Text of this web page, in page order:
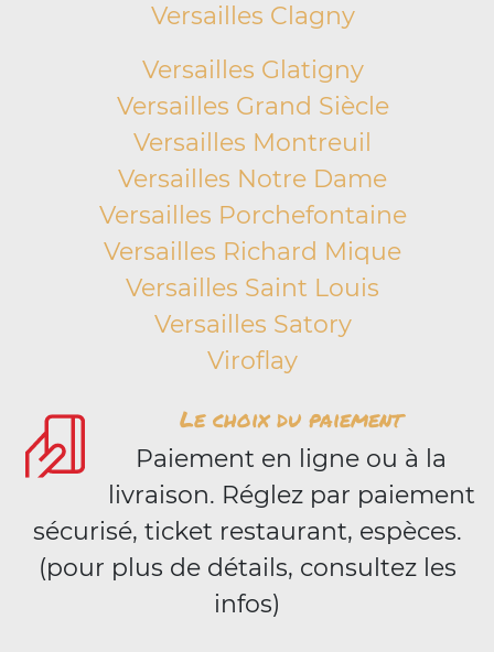
Versailles Clagny
Versailles Glatigny
Versailles Grand Siècle
Versailles Montreuil
Versailles Notre Dame
Versailles Porchefontaine
Versailles Richard Mique
Versailles Saint Louis
Versailles Satory
Viroflay
Le choix du paiement
Paiement en ligne ou à la
livraison. Réglez par paiement
sécurisé, ticket restaurant, espèces.
(pour plus de détails, consultez les
infos)